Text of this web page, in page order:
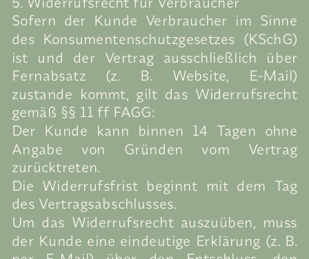
Sofern der Kunde Verbraucher im Sinne
des Konsumentenschutzgesetzes (KSchG)
ist und der Vertrag ausschließlich über
Fernabsatz (z. B. Website, E-Mail)
zustande kommt, gilt das Widerrufsrecht
gemäß §§ 11 ff FAGG:
Der Kunde kann binnen 14 Tagen ohne
Angabe von Gründen vom Vertrag
zurücktreten.
Die Widerrufsfrist beginnt mit dem Tag
des Vertragsabschlusses.
Um das Widerrufsrecht auszuüben, muss
der Kunde eine eindeutige Erklärung (z. B.